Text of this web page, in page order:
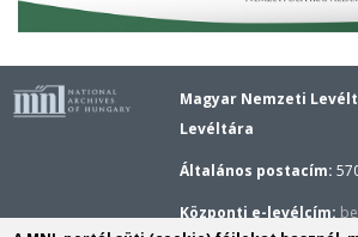
Magyar Nemzeti
Levéltára
Általános postacím:
Központi e-levélcím: